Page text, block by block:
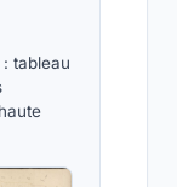
tableau